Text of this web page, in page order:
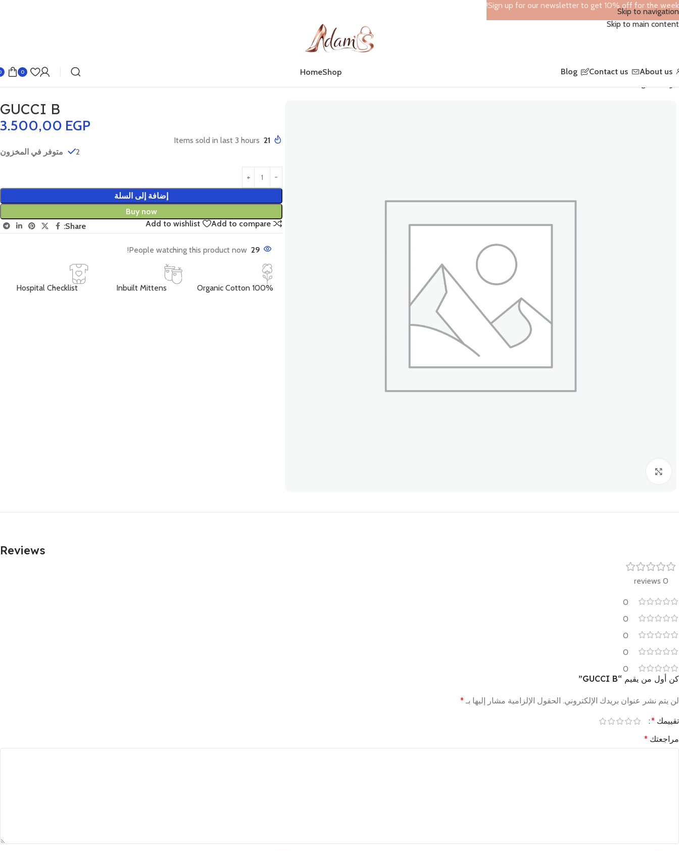
Skip to navigation
Skip to main content
About us
Contact us
Blog
Shop
Home
0
GUCCI B
3.500,00 EGP
21
Items sold in last 3 hours
2 متوفر في المخزون
إضافة إلى السلة
Buy now
Add to compare
Add to wishlist
Share:
29
People watching this product now!
100% Organic Cotton
Inbuilt Mittens
Hospital Checklist
Reviews
0 reviews
0
0
0
0
0
كن أول من يقيم “GUCCI B”
لن يتم نشر عنوان بريدك الإلكتروني. الحقول الإلزامية مشار إليها بـ *
تقييمك *
مراجعتك *
Sign up for our newsletter to get 10% off for the week!